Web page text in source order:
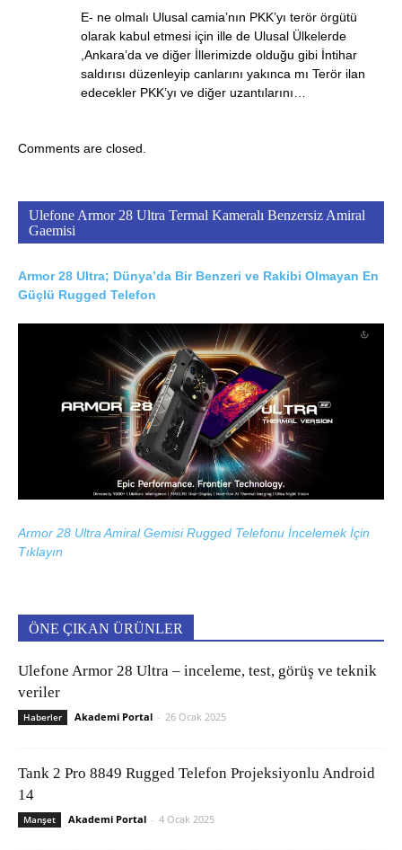
E- ne olmalı Ulusal camia’nın PKK’yı terör örgütü
olarak kabul etmesi için ille de Ulusal Ülkelerde
,Ankara’da ve diğer İllerimizde olduğu gibi İntihar
saldırısı düzenleyip canlarını yakınca mı Terör ilan
edecekler PKK’yı ve diğer uzantılarını…
Comments are closed.
Ulefone Armor 28 Ultra Termal Kameralı Benzersiz Amiral
Gaemisi
Armor 28 Ultra; Dünya’da Bir Benzeri ve Rakibi Olmayan En
Güçlü Rugged Telefon
Armor 28 Ultra Amiral Gemisi Rugged Telefonu İncelemek İçin
Tıklayın
ÖNE ÇIKAN ÜRÜNLER
Ulefone Armor 28 Ultra – inceleme, test, görüş ve teknik
veriler
Haberler Akademi Portal - 26 Ocak 2025
Tank 2 Pro 8849 Rugged Telefon Projeksiyonlu Android
14
Manşet Akademi Portal - 4 Ocak 2025